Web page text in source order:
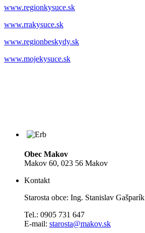
www.regionkysuce.sk
www.rrakysuce.sk
www.regionbeskydy.sk
www.mojekysuce.sk
Obec Makov
Makov 60, 023 56 Makov
Kontakt
Starosta obce: Ing. Stanislav Gašparík
Tel.: 0905 731 647
E-mail: starosta@makov.sk